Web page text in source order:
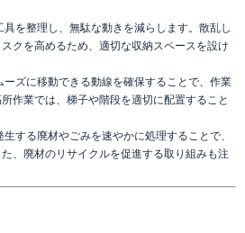
具を整理し、無駄な動きを減らします。散乱し
クを高めるため、適切な収納スペースを設け
ーズに移動できる動線を確保することで、作業
作業では、梯子や階段を適切に配置すること
生する廃材やごみを速やかに処理することで、
、廃材のリサイクルを促進する取り組みも注